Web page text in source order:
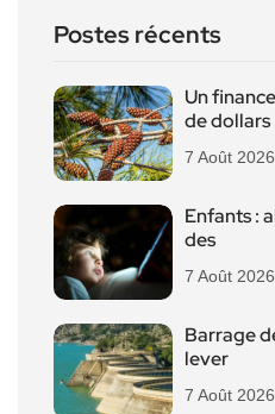
Postes récents
Un
de dollars
7 Août 2026
Enfants :
des
7 Août 2026
Barrage
lever
7 Août 2026